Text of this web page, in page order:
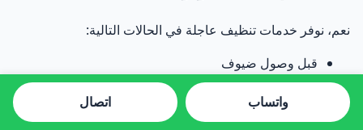
نعم، نوفر خدمات تنظيف عاجلة في الحالات التالية:
قبل وصول ضيوف
بعد حفلات
حالات طارئة
واتساب اتصال